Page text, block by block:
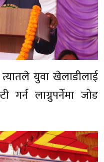
युवा खेलाडीलाई
गर्न लाग्नुपर्नेमा जोड